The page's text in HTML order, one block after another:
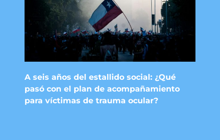
A seis años del estallido social: ¿Qué
pasó con el plan de acompañamiento
para víctimas de trauma ocular?